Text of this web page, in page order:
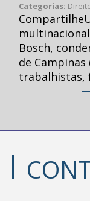
Categorias:
Bosch,
de
trabalhistas,